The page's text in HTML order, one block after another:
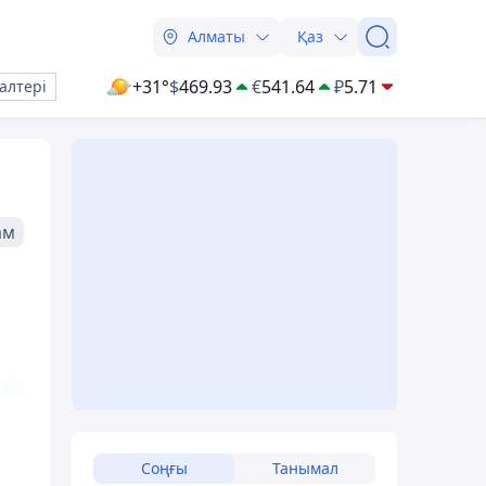
Алматы Қаз
+31°$469.93 €541.64 ₽5.71
Соңғы Танымал